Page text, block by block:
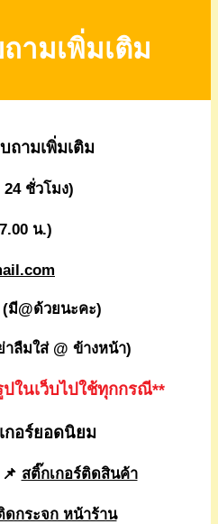
ามเพิ่มเติม
ถามเพิ่มเติม
ชั่วโมง)
น.)
(มี@ด้วยนะคะ)
ลืมใส่ @ ข้างหน้า)
ในเว็บไปใช้ทุกกรณี**
กอร์ยอดนิยม
สติ๊กเกอร์ติดสินค้า
ดกระจก หน้าร้าน